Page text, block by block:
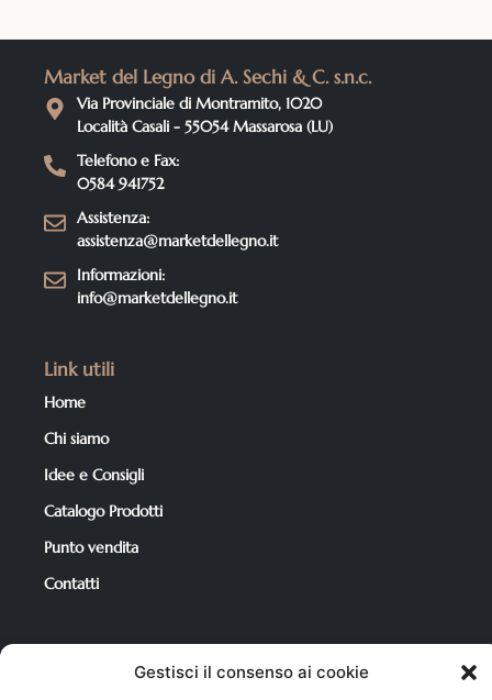
Gestisci il consenso ai cookie
Market del Legno di A. Sechi & C. s.n.c.
Via Provinciale di Montramito, 1020
Località Casali - 55054 Massarosa (LU)
Telefono e Fax:
0584 941752
Assistenza:
assistenza@marketdellegno.it
Informazioni:
info@marketdellegno.it
Link utili
Home
Chi siamo
Idee e Consigli
Catalogo Prodotti
Punto vendita
Contatti
Per i tuoi acquisti